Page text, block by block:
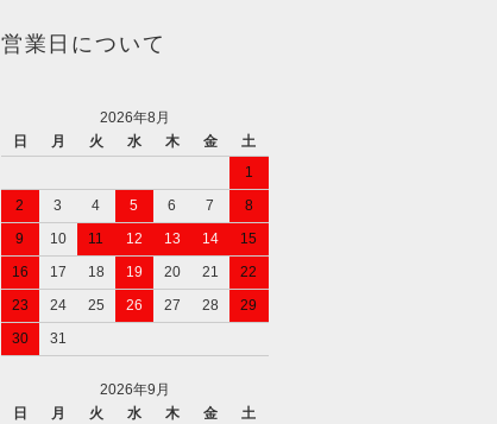
営業日について
2026年8月
日
月 火 水 木 金
土
1
2
3 4 5 6 7
8
9
10 11 12 13 14
15
16
17 18 19 20 21
22
23
24 25 26 27 28
29
30
31
2026年9月
日
月 火 水 木 金
土